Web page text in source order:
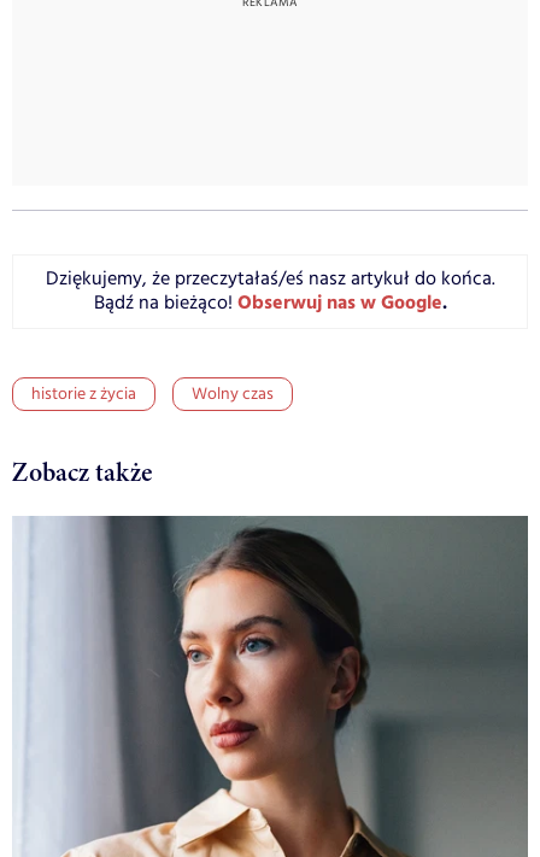
Dziękujemy, że przeczytałaś/eś nasz artykuł do końca.
Bądź na bieżąco! Obserwuj nas w Google.
historie z życia Wolny czas
Zobacz także